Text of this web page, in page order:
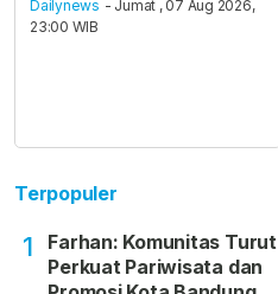
Dailynews - Jumat , 07 Aug 2026,
23:00 WIB
Terpopuler
1
Farhan: Komunitas Turut
Perkuat Pariwisata dan